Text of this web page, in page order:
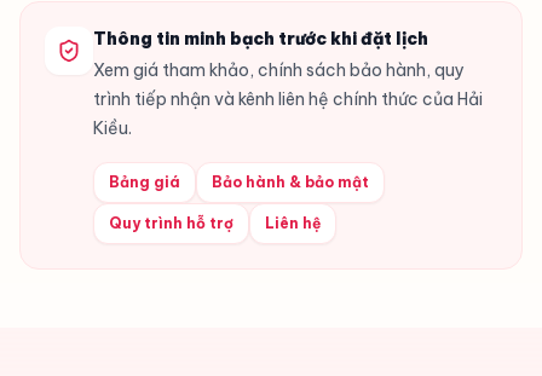
Thông tin minh bạch trước khi đặt lịch
Xem giá tham khảo, chính sách bảo hành, quy
trình tiếp nhận và kênh liên hệ chính thức của Hải
Kiều.
Bảng giá Bảo hành & bảo mật
Quy trình hỗ trợ Liên hệ